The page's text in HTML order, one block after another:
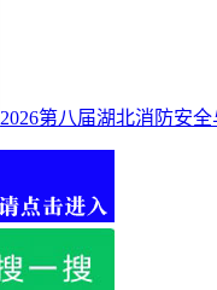
2026第八届湖北消防安